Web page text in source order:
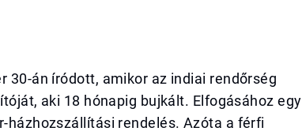
30-án íródott, amikor az indiai rendőrség
aki 18 hónapig bujkált. Elfogásához egy
házhozszállítási rendelés. Azóta a férfi